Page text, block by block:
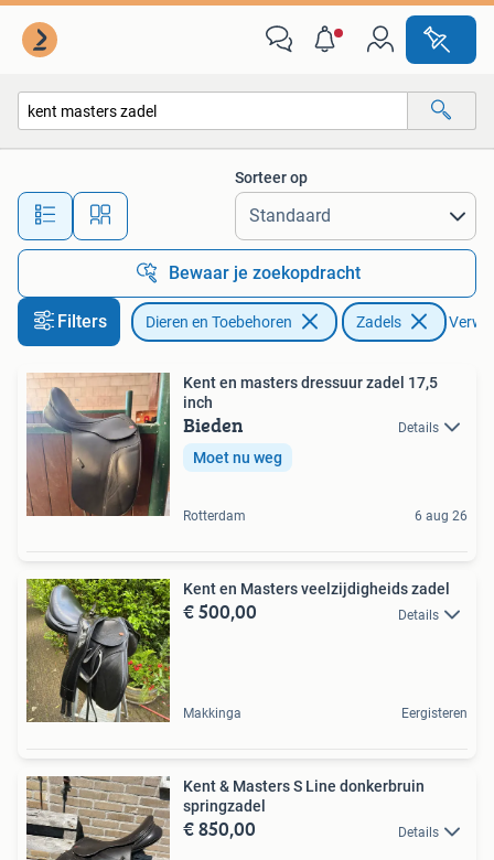
Alle afstanden…
Sorteer op
Bewaar je zoekopdracht
Filters Dieren en Toebehoren Zadels
Kent en masters dressuur zadel 17,5
inch
Bieden Details
Moet nu weg
Rotterdam 6 aug 26
Kent en Masters veelzijdigheids zadel
€ 500,00 Details
Makkinga Eergisteren
Kent & Masters S Line donkerbruin
springzadel
€ 850,00 Details